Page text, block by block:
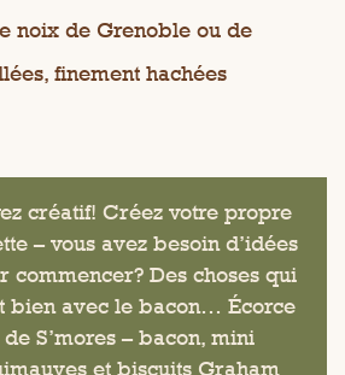
noix de Grenoble ou de
finement hachées
créatif! Créez votre propre
– vous avez besoin d’idées
commencer? Des choses qui
bien avec le bacon… Écorce
de S’mores – bacon, mini
et biscuits Graham